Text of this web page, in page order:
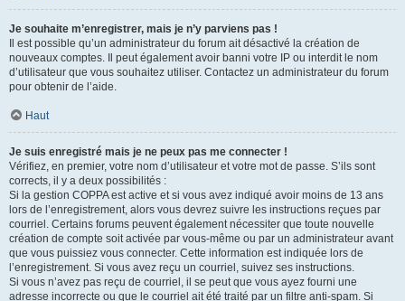
Je souhaite m’enregistrer, mais je n’y parviens pas !
Il est possible qu’un administrateur du forum ait désactivé la création de
nouveaux comptes. Il peut également avoir banni votre IP ou interdit le nom
d’utilisateur que vous souhaitez utiliser. Contactez un administrateur du forum
pour obtenir de l’aide.
Haut
Je suis enregistré mais je ne peux pas me connecter !
Vérifiez, en premier, votre nom d’utilisateur et votre mot de passe. S’ils sont
corrects, il y a deux possibilités :
Si la gestion COPPA est active et si vous avez indiqué avoir moins de 13 ans
lors de l’enregistrement, alors vous devrez suivre les instructions reçues par
courriel. Certains forums peuvent également nécessiter que toute nouvelle
création de compte soit activée par vous-même ou par un administrateur avant
que vous puissiez vous connecter. Cette information est indiquée lors de
l’enregistrement. Si vous avez reçu un courriel, suivez ses instructions.
Si vous n’avez pas reçu de courriel, il se peut que vous ayez fourni une
adresse incorrecte ou que le courriel ait été traité par un filtre anti-spam. Si